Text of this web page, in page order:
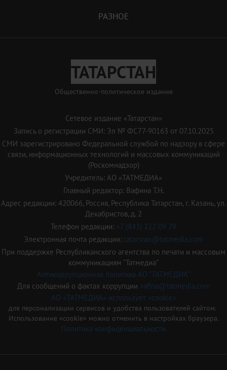
РАЗНОЕ
ТАТАРСТАН
Общественно-политическое издание
Сетевое издание «Татарстан»
Запись о регистрации СМИ: Эл № ФС77-90163 от 07.10.2025
СМИ зарегистрировано Федеральной службой по надзору в сфере
связи, информационных технологий и массовых коммуникаций
(Роскомнадзор)
Учредитель: АО «ТАТМЕДИА»
Главный редактор: Вафина Т.Н.
Адрес редакции: 420066, Россия, Республика Татарстан, г. Казань, ул.
Декабристов, д. 2
Телефон редакции: +7 (843) 222 09 79
Электронная почта редакции: tatarstan@tatmedia.com
При поддержке Республиканского агентства по печати и массовым
коммуникациям "Татмедиа"
Антикоррупционная политика АО "ТАТМЕДИА"
Для сообщений о фактах коррупции vafina@tatmedia.com
АО «ТАТМЕДИА» использует «cookie»
для персонализации сервисов и удобства пользователей сайтом.
Использование «cookie» можно отменить в настройках браузера.
Политика конфиденциальности